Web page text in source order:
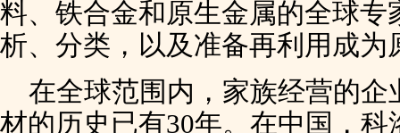
料、铁合金和原生金属的全球
析、分类，以及准备再利用成为
在全球范围内，家族经营的
材的历史已有30年。在中国，